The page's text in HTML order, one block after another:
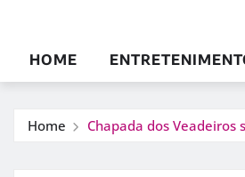
HOME
Home Chapada dos